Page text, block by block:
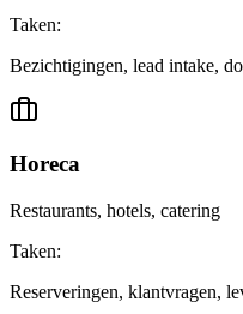
Taken:
Bezichtigingen, lead intake,
Horeca
Restaurants, hotels, catering
Taken:
Reserveringen, klantvragen,